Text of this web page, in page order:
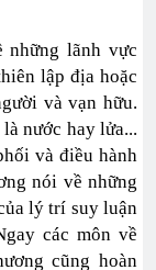
những lãnh vực
lập địa hoặc
và vạn hữu.
nước hay lửa...
và điều hành
nói về những
lý trí suy luận
các môn về
cũng hoàn